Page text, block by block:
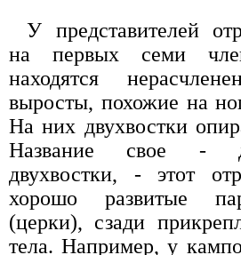
У представителей
на первых семи
находятся
выросты, похожие на
На них двухвостки
Название свое -
двухвостки, - этот
хорошо развитые
(церки), сзади
тела. Например, у